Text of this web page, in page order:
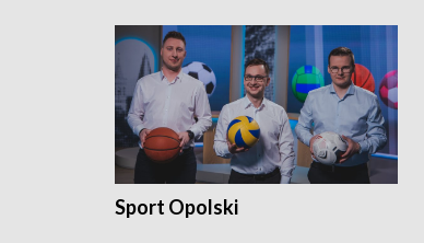
Sport Opolski